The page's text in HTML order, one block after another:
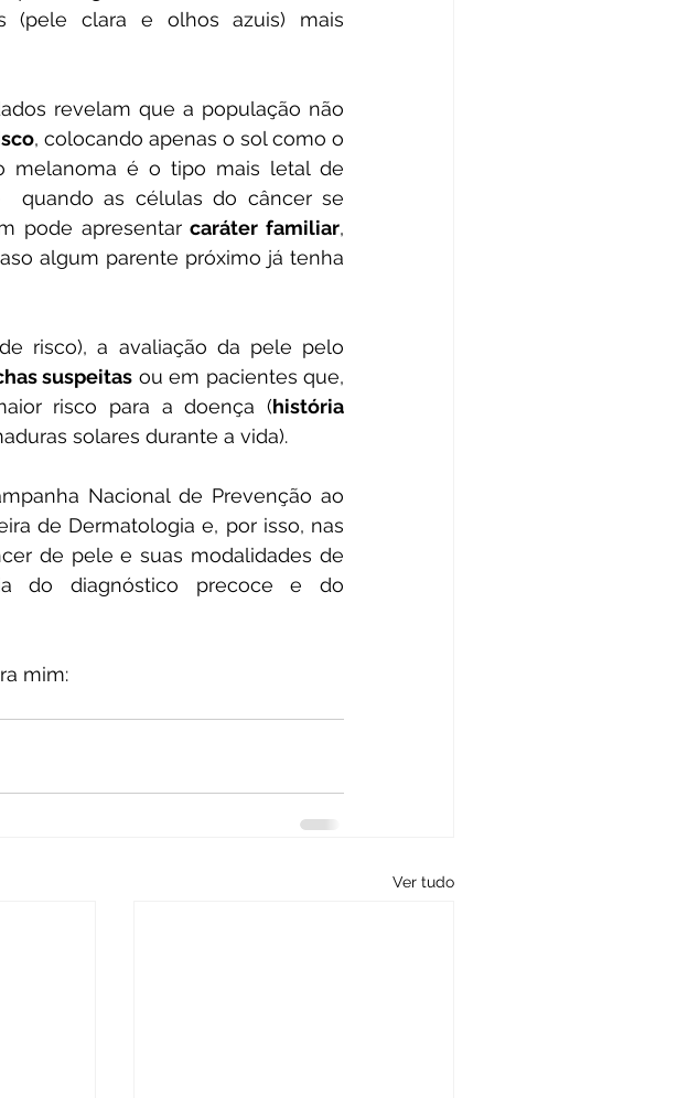
(pele clara e olhos azuis) mais
revelam que a população não
, colocando apenas o sol como o
melanoma é o tipo mais letal de
quando as células do câncer se
pode apresentar caráter familiar,
algum parente próximo já tenha
suspeitas ou em pacientes que,
risco para a doença (história
solares durante a vida).
Nacional de Prevenção ao
de Dermatologia e, por isso, nas
de pele e suas modalidades de
do diagnóstico precoce e do
mim:
Ver tudo